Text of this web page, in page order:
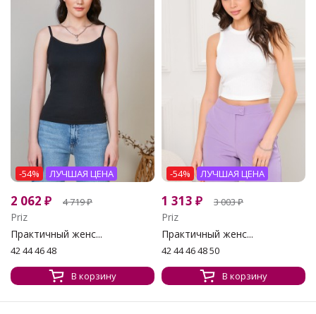
-54% ЛУЧШАЯ ЦЕНА
2 062 ₽ 4 719₽
Priz
Практичный женс...
42 44 46 48
В корзину
-54% ЛУЧШАЯ ЦЕНА
1 313 ₽ 3 003₽
Priz
Практичный женс...
42 44 46 48 50
В корзину